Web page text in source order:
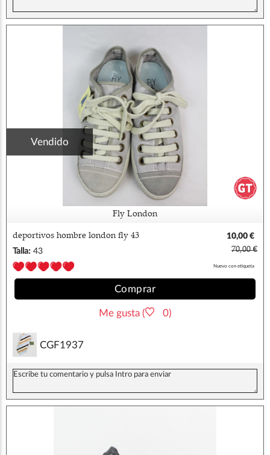
Vendido
Fly London
deportivos hombre london fly 43
10,00 €
Talla: 43 70,00 €
Nuevo con etiqueta
Comprar
Me gusta ( 0)
CGF1937